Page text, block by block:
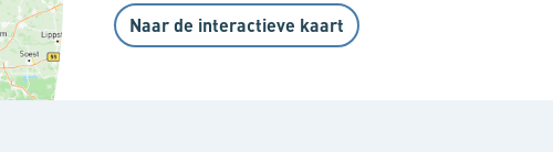
Naar de interactieve kaart